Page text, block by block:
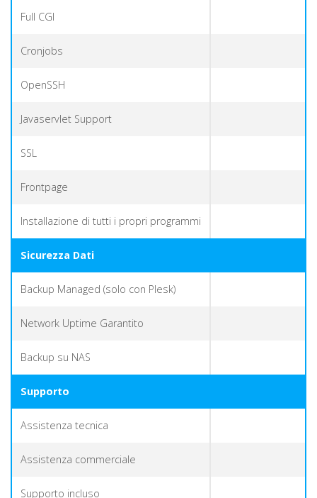
Full CGI
Cronjobs
OpenSSH
Javaservlet Support
SSL
Frontpage
Installazione di tutti i propri programmi
Sicurezza Dati
Backup Managed (solo con Plesk)
Network Uptime Garantito
Backup su NAS
Supporto
Assistenza tecnica
Assistenza commerciale
Supporto incluso